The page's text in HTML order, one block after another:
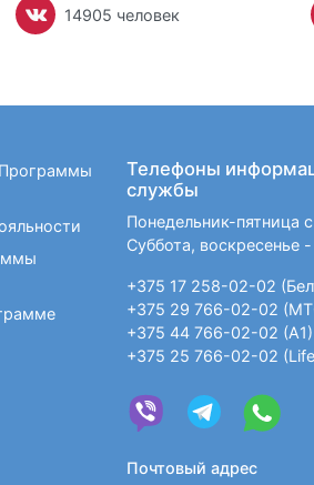
14905 человек
Программы
Телефоны
службы
Понедельник-пятница
Суббота, воскресенье
+375 17 258-02-02
+375 29 766-02-02
+375 44 766-02-02 (А1)
+375 25 766-02-02
Почтовый адрес